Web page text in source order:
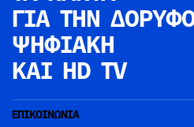
ΓΙΑ ΤΗΝ
ΨΗΦΙΑΚΗ
ΚΑΙ HD TV
ΕΠΙΚΟΙΝΩΝΙΑ